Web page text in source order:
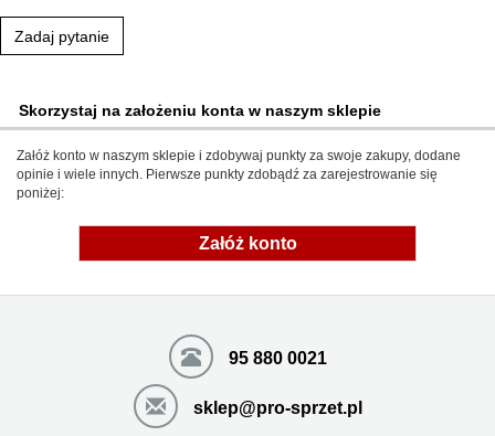
Zadaj pytanie
Skorzystaj na założeniu konta w naszym sklepie
Załóż konto w naszym sklepie i zdobywaj punkty za swoje zakupy, dodane
opinie i wiele innych. Pierwsze punkty zdobądź za zarejestrowanie się
poniżej:
Załóż konto
95 880 0021
sklep@pro-sprzet.pl